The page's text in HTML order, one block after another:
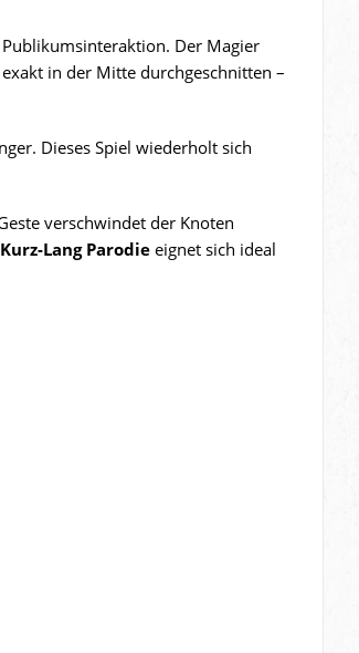
Der Magier
in der Mitte durchgeschnitten –
Dieses Spiel wiederholt sich
verschwindet der Knoten
Kurz-Lang Parodie eignet sich ideal